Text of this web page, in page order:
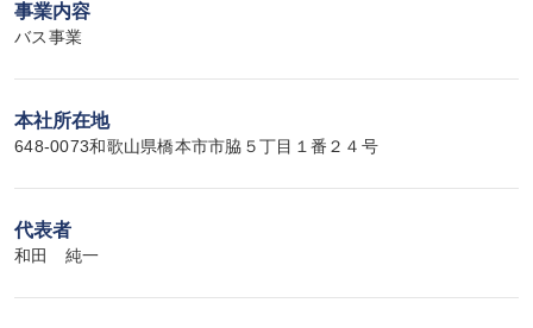
事業内容
バス事業
本社所在地
648-0073和歌山県橋本市市脇５丁目１番２４号
代表者
和田　純一